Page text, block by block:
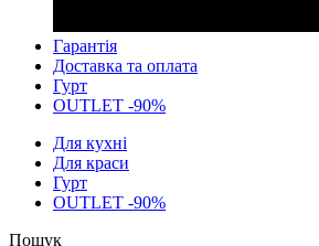
Гарантія
Доставка та оплата
Гурт
OUTLET -90%
Для кухні
Для краси
Гурт
OUTLET -90%
Пошук